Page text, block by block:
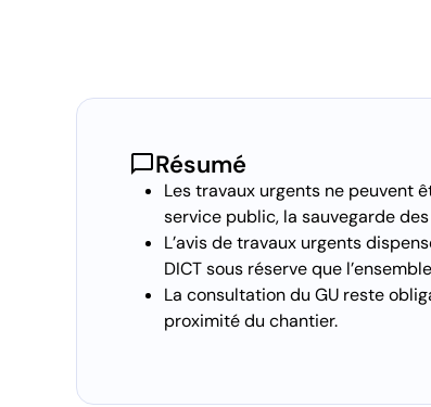
chat_bubbleRésumé
Les travaux urgents ne peuvent
service public, la sauvegarde
L’avis de travaux urgents
DICT sous réserve que
La consultation du GU reste
proximité du chantier.